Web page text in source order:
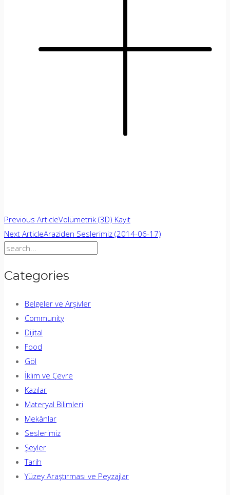
Yazı
gezinmesi
Previous ArticleVolümetrik (3D) Kayıt
Next ArticleAraziden Seslerimiz (2014-06-17)
Search
Categories
Belgeler ve Arşivler
Community
Dijital
Food
Göl
İklim ve Çevre
Kazılar
Materyal Bilimleri
Mekânlar
Seslerimiz
Şeyler
Tarih
Yüzey Araştırması ve Peyzajlar